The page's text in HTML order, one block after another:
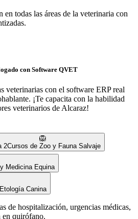
en todas las áreas de la veterinaria con
con Software QVET
veterinarias con el software ERP real
¡Te capacita con la habilidad
veterinarios de Alcaraz!
🦁
2Cursos de Zoo y Fauna Salvaje
Medicina Equina
Canina
de hospitalización, urgencias médicas,
en quirófano.